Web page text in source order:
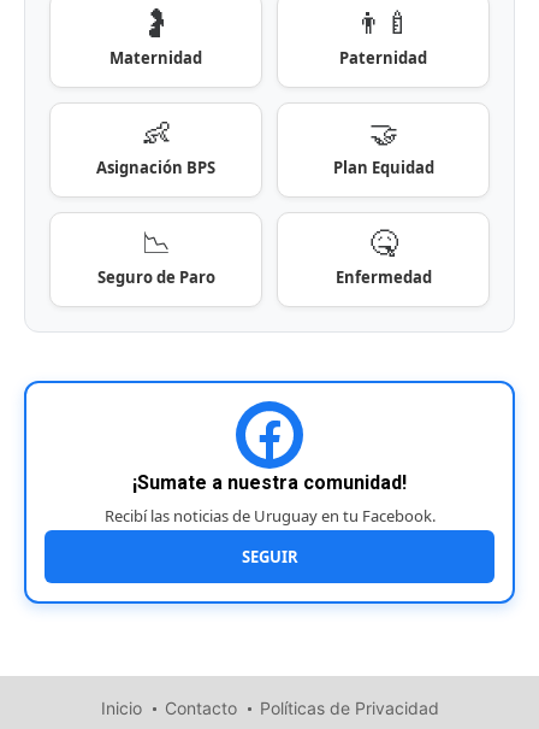
🤰
Maternidad
👨‍🍼
Paternidad
👶
Asignación BPS
🤝
Plan Equidad
📉
Seguro de Paro
🤒
Enfermedad
¡Sumate a nuestra comunidad!
Recibí las noticias de Uruguay en tu Facebook.
SEGUIR
Inicio Contacto Políticas de Privacidad